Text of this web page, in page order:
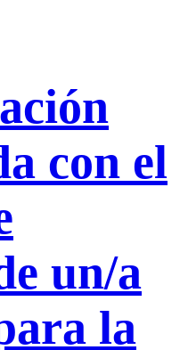
con el
un/a
la